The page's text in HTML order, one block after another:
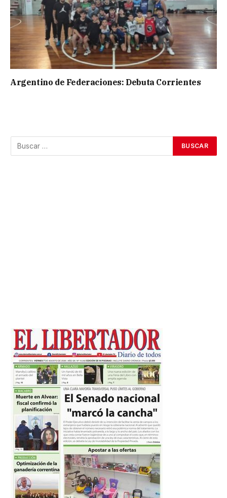
Argentino de Federaciones: Debuta Corrientes